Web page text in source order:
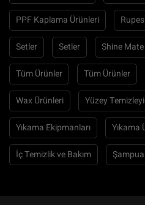
PPF Kaplama Ürünleri Rupes
Setler Setler Shine Mate
Tüm Ürünler Tüm Ürünler
Wax Ürünleri Yüzey
Yıkama Ekipmanları Yıkama
İç Temizlik ve Bakım